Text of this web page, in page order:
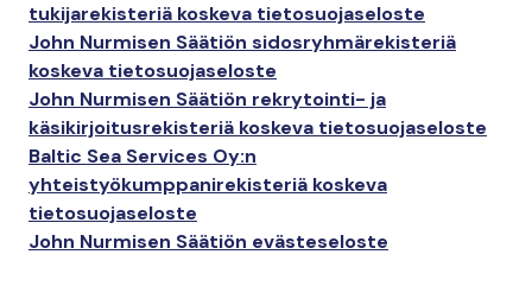
tukijarekisteriä koskeva tietosuojaseloste
John Nurmisen Säätiön sidosryhmärekisteriä
koskeva tietosuojaseloste
John Nurmisen Säätiön rekrytointi- ja
käsikirjoitusrekisteriä koskeva tietosuojaseloste
Baltic Sea Services Oy:n
yhteistyökumppanirekisteriä koskeva
tietosuojaseloste
John Nurmisen Säätiön evästeseloste